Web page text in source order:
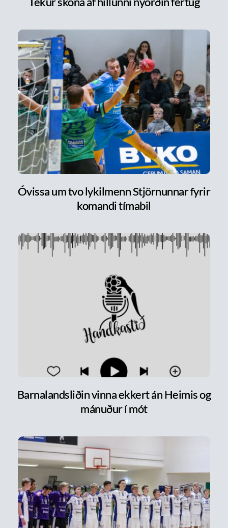
Óvissa um tvo lykilmenn Stjörnunnar fyrir
komandi tímabil
Barnalandsliðin vinna ekkert án Heimis og
mánuður í mót